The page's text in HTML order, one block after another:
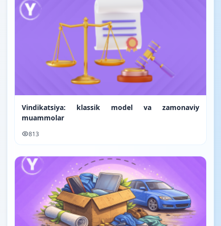
Vindikatsiya: klassik model va zamonaviy
muammolar
813